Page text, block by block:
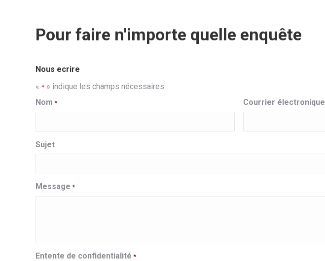
Pour faire n'importe quelle enquête
Nous ecrire
« * » indique les champs nécessaires
Nom * Courrier électronique
Sujet
Message *
Entente de confidentialité *